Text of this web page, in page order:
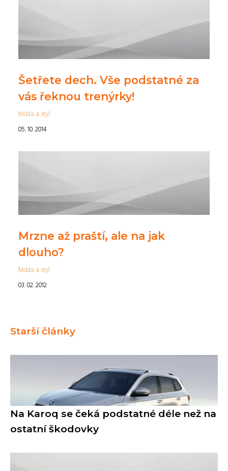
Šetřete dech. Vše podstatné za
vás řeknou trenýrky!
Móda a styl
05. 10. 2014
Mrzne až praští, ale na jak
dlouho?
Móda a styl
03. 02. 2012
Starší články
Na Karoq se čeká podstatné déle než na
ostatní škodovky